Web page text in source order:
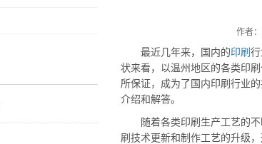
作者
最近几年来，国内的印刷
状来看，以温州地区的各类印
所保证，成为了国内印刷行业
介绍和解答。
随着各类印刷生产工艺的不
刷技术更新和制作工艺的升级